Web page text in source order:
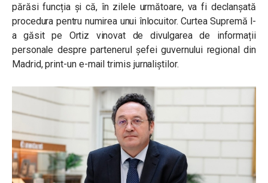
părăsi funcția și că, în zilele următoare, va fi declanșată
procedura pentru numirea unui înlocuitor. Curtea Supremă l-
a găsit pe Ortiz vinovat de divulgarea de informații
personale despre partenerul șefei guvernului regional din
Madrid, print-un e-mail trimis jurnaliștilor.